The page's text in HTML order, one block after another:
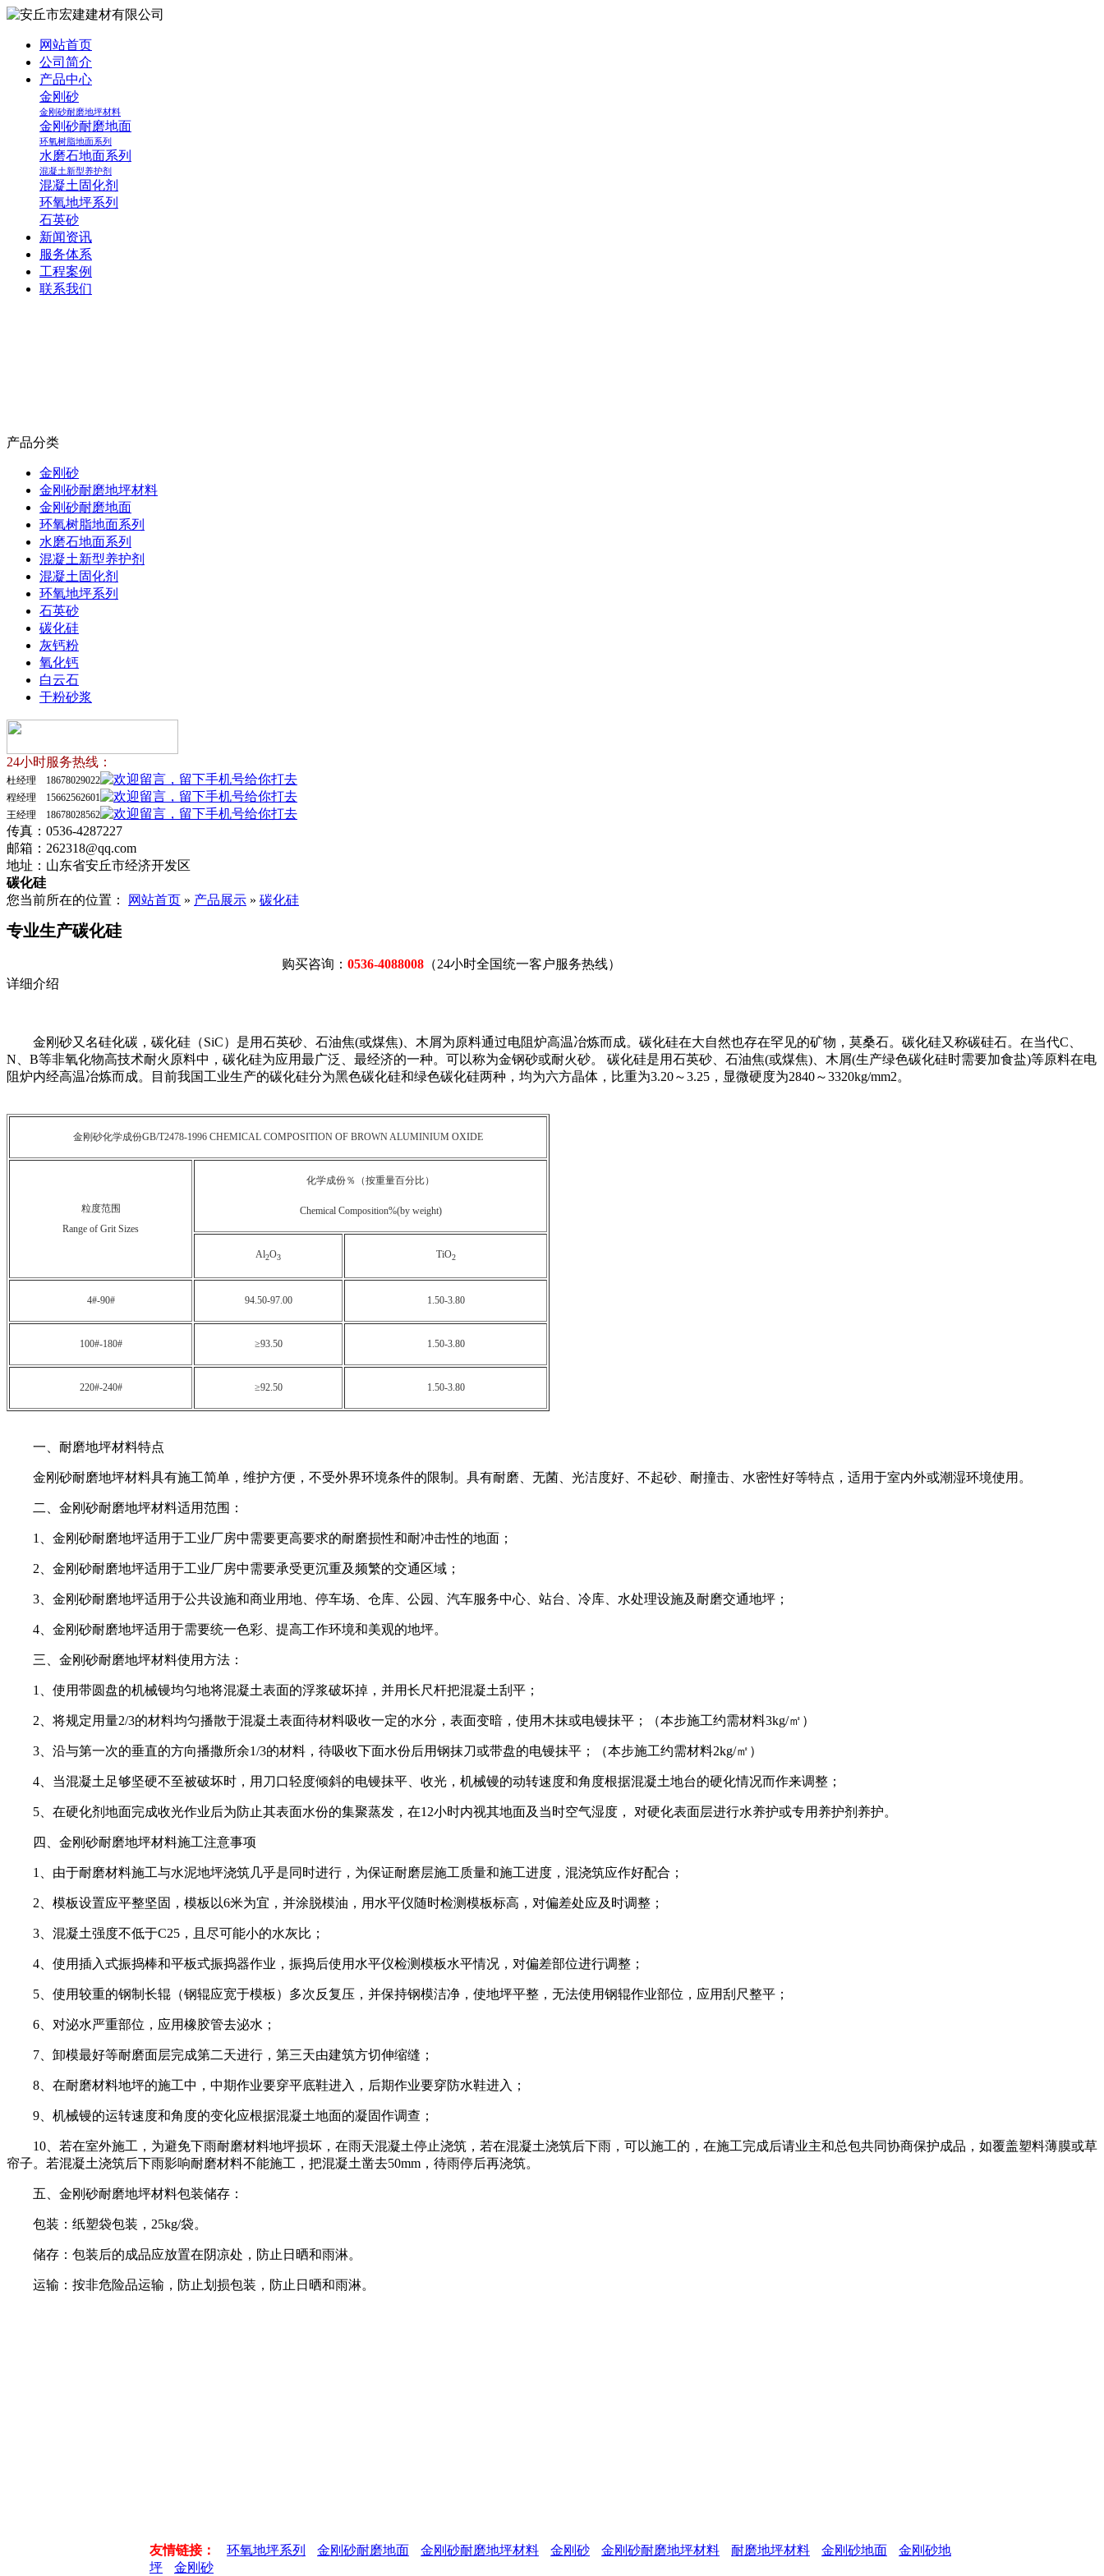
网站首页
公司简介
产品中心
金刚砂
金刚砂耐磨地坪材料
金刚砂耐磨地面
环氧树脂地面系列
水磨石地面系列
混凝土新型养护剂
混凝土固化剂
环氧地坪系列
石英砂
新闻资讯
服务体系
工程案例
联系我们
产品分类
金刚砂
金刚砂耐磨地坪材料
金刚砂耐磨地面
环氧树脂地面系列
水磨石地面系列
混凝土新型养护剂
混凝土固化剂
环氧地坪系列
石英砂
碳化硅
灰钙粉
氧化钙
白云石
干粉砂浆
24小时服务热线：
杜经理 18678029022
程经理 15662562601
王经理 18678028562
传真：0536-4287227
邮箱：262318@qq.com
地址：山东省安丘市经济开发区
碳化硅
您当前所在的位置：
网站首页 » 产品展示 » 碳化硅
专业生产碳化硅
购买咨询： 0536-4088008 （24小时全国统一客户服务热线）
详细介绍
金刚砂又名硅化碳，碳化硅（SiC）是用石英砂、石油焦(或煤焦)、木屑为原料通过电阻炉高温冶炼而成。碳化硅在大自然也存在罕见的矿物，莫桑石。碳化硅又称碳硅石。在当代C、
N、B等非氧化物高技术耐火原料中，碳化硅为应用最广泛、最经济的一种。可以称为金钢砂或耐火砂。 碳化硅是用石英砂、石油焦(或煤焦)、木屑(生产绿色碳化硅时需要加食盐)等原料在电
阻炉内经高温冶炼而成。目前我国工业生产的碳化硅分为黑色碳化硅和绿色碳化硅两种，均为六方晶体，比重为3.20～3.25，显微硬度为2840～3320kg/mm2。
金刚砂化学成份GB/T2478-1996 CHEMICAL COMPOSITION OF BROWN ALUMINIUM OXIDE
粒度范围
Range of Grit Sizes
化学成份％（按重量百分比）
Chemical Composition%(by weight)
Al2O3 TiO2
4#-90# 94.50-97.00 1.50-3.80
100#-180# ≥93.50 1.50-3.80
220#-240# ≥92.50 1.50-3.80
一、耐磨地坪材料特点
金刚砂耐磨地坪材料具有施工简单，维护方便，不受外界环境条件的限制。具有耐磨、无菌、光洁度好、不起砂、耐撞击、水密性好等特点，适用于室内外或潮湿环境使用。
二、金刚砂耐磨地坪材料适用范围：
1、金刚砂耐磨地坪适用于工业厂房中需要更高要求的耐磨损性和耐冲击性的地面；
2、金刚砂耐磨地坪适用于工业厂房中需要承受更沉重及频繁的交通区域；
3、金刚砂耐磨地坪适用于公共设施和商业用地、停车场、仓库、公园、汽车服务中心、站台、冷库、水处理设施及耐磨交通地坪；
4、金刚砂耐磨地坪适用于需要统一色彩、提高工作环境和美观的地坪。
三、金刚砂耐磨地坪材料使用方法：
1、使用带圆盘的机械镘均匀地将混凝土表面的浮浆破坏掉，并用长尺杆把混凝土刮平；
2、将规定用量2/3的材料均匀播散于混凝土表面待材料吸收一定的水分，表面变暗，使用木抹或电镘抹平；（本步施工约需材料3kg/㎡）
3、沿与第一次的垂直的方向播撒所余1/3的材料，待吸收下面水份后用钢抹刀或带盘的电镘抹平；（本步施工约需材料2kg/㎡）
4、当混凝土足够坚硬不至被破坏时，用刀口轻度倾斜的电镘抹平、收光，机械镘的动转速度和角度根据混凝土地台的硬化情况而作来调整；
5、在硬化剂地面完成收光作业后为防止其表面水份的集聚蒸发，在12小时内视其地面及当时空气湿度， 对硬化表面层进行水养护或专用养护剂养护。
四、金刚砂耐磨地坪材料施工注意事项
1、由于耐磨材料施工与水泥地坪浇筑几乎是同时进行，为保证耐磨层施工质量和施工进度，混浇筑应作好配合；
2、模板设置应平整坚固，模板以6米为宜，并涂脱模油，用水平仪随时检测模板标高，对偏差处应及时调整；
3、混凝土强度不低于C25，且尽可能小的水灰比；
4、使用插入式振捣棒和平板式振捣器作业，振捣后使用水平仪检测模板水平情况，对偏差部位进行调整；
5、使用较重的钢制长辊（钢辊应宽于模板）多次反复压，并保持钢模洁净，使地坪平整，无法使用钢辊作业部位，应用刮尺整平；
6、对泌水严重部位，应用橡胶管去泌水；
7、卸模最好等耐磨面层完成第二天进行，第三天由建筑方切伸缩缝；
8、在耐磨材料地坪的施工中，中期作业要穿平底鞋进入，后期作业要穿防水鞋进入；
9、机械镘的运转速度和角度的变化应根据混凝土地面的凝固作调查；
10、若在室外施工，为避免下雨耐磨材料地坪损坏，在雨天混凝土停止浇筑，若在混凝土浇筑后下雨，可以施工的，在施工完成后请业主和总包共同协商保护成品，如覆盖塑料薄膜或草
帘子。若混凝土浇筑后下雨影响耐磨材料不能施工，把混凝土凿去50mm，待雨停后再浇筑。
五、金刚砂耐磨地坪材料包装储存：
包装：纸塑袋包装，25kg/袋。
储存：包装后的成品应放置在阴凉处，防止日晒和雨淋。
运输：按非危险品运输，防止划损包装，防止日晒和雨淋。
友情链接： 环氧地坪系列 金刚砂耐磨地面 金刚砂耐磨地坪材料 金刚砂 金刚砂耐磨地坪材料 耐磨地坪材料 金刚砂地面
金刚砂地
坪
金刚砂